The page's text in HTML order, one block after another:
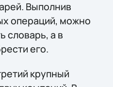
Выполнив
операций, можно
словарь, а в
его.
крупный